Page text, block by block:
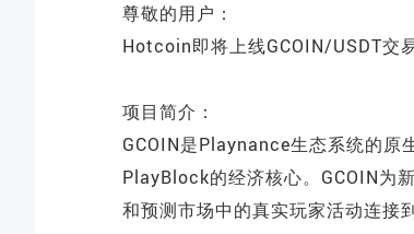
尊敬的用户：
Hotcoin即将上线GCOIN/USDT交
项目简介：
GCOIN是Playnance生态系统的
PlayBlock的经济核心。GCOIN为
和预测市场中的真实玩家活动连接